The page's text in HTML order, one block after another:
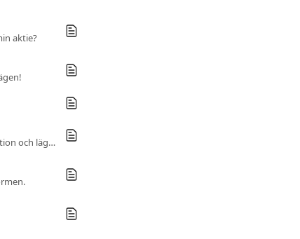
aktie?
Att skicka en faktura för din prenumeration påskyndar processen med att validera din prenumeration och lägga upp den online, och ökar säkerheten.